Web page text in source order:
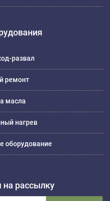
развал
ремонт
масла
нагрев
оборудование
на рассылку